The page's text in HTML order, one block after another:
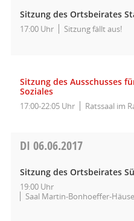
Sitzung des Ortsbeirates
17:00 Uhr Sitzung fällt aus!
Sitzung des Ausschusses
Soziales
17:00-22:05 Uhr Ratssaal im
DI 06.06.2017
Sitzung des Ortsbeirates
19:00 Uhr
Saal Martin-Bonhoeffer-